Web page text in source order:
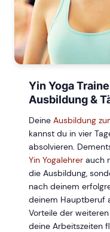
Yin Yoga
Ausbildung &
Deine Ausbildung
kannst du in vier
absolvieren.
Yin Yogalehrer auch
die Ausbildung,
nach deinem
deinem Hauptberuf
Vorteile der
deine Arbeitszeiten